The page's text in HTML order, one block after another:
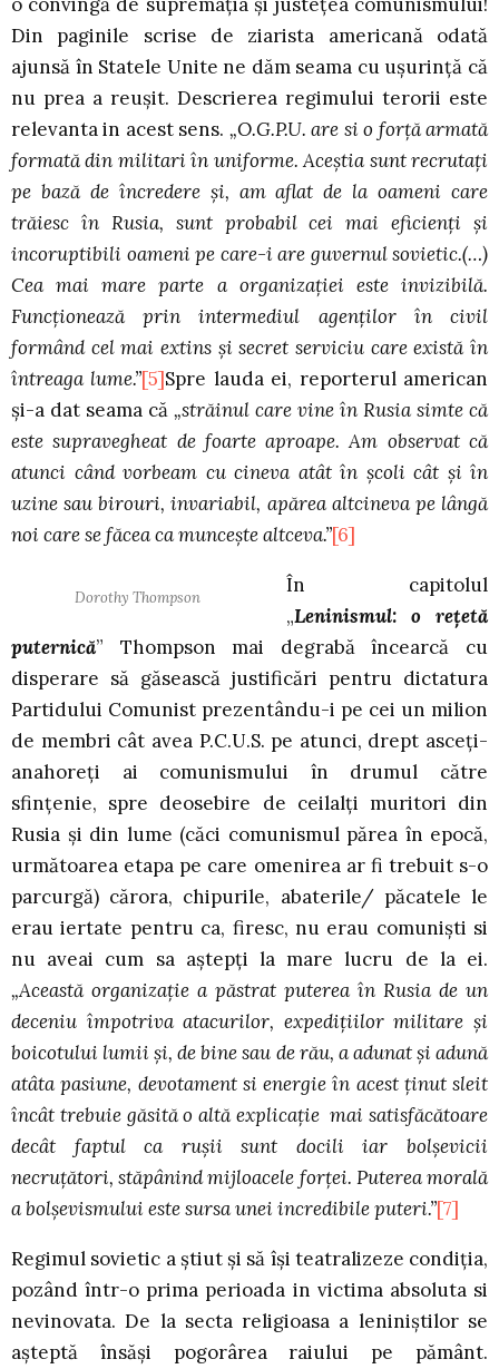
Din paginile scrise de ziarista americană odată
ajunsă în Statele Unite ne dăm seama cu uşurinţă că
nu prea a reuşit. Descrierea regimului terorii este
relevanta in acest sens. „O.G.P.U. are si o forţă armată
formată din militari în uniforme. Aceştia sunt recrutaţi
pe bază de încredere şi, am aflat de la oameni care
trăiesc în Rusia, sunt probabil cei mai eficienţi şi
incoruptibili oameni pe care-i are guvernul sovietic.(…)
Cea mai mare parte a organizaţiei este invizibilă.
Funcţionează prin intermediul agenţilor în civil
formând cel mai extins şi secret serviciu care există în
întreaga lume.”[5]Spre lauda ei, reporterul american
şi-a dat seama că „străinul care vine în Rusia simte că
este supravegheat de foarte aproape. Am observat că
atunci când vorbeam cu cineva atât în şcoli cât şi în
uzine sau birouri, invariabil, apărea altcineva pe lângă
noi care se făcea ca munceşte altceva.”[6]
Dorothy Thompson
În capitolul
„Leninismul: o reţetă
puternică” Thompson mai degrabă încearcă cu
disperare să găsească justificări pentru dictatura
Partidului Comunist prezentându-i pe cei un milion
de membri cât avea P.C.U.S. pe atunci, drept asceţi-
anahoreţi ai comunismului în drumul către
sfinţenie, spre deosebire de ceilalţi muritori din
Rusia şi din lume (căci comunismul părea în epocă,
următoarea etapa pe care omenirea ar fi trebuit s-o
parcurgă) cărora, chipurile, abaterile/ păcatele le
erau iertate pentru ca, firesc, nu erau comunişti si
nu aveai cum sa aştepţi la mare lucru de la ei.
„Această organizaţie a păstrat puterea în Rusia de un
deceniu împotriva atacurilor, expediţiilor militare şi
boicotului lumii şi, de bine sau de rău, a adunat şi adună
atâta pasiune, devotament si energie în acest ţinut sleit
încât trebuie găsită o altă explicaţie mai satisfăcătoare
decât faptul ca ruşii sunt docili iar bolşevicii
necruţători, stăpânind mijloacele forţei. Puterea morală
a bolşevismului este sursa unei incredibile puteri.”[7]
Regimul sovietic a ştiut şi să îşi teatralizeze condiţia,
pozând într-o prima perioada in victima absoluta si
nevinovata. De la secta religioasa a leniniştilor se
aşteptă însăşi pogorârea raiului pe pământ.